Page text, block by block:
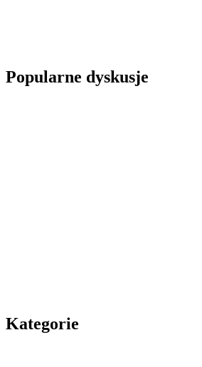
Popularne dyskusje
Kategorie